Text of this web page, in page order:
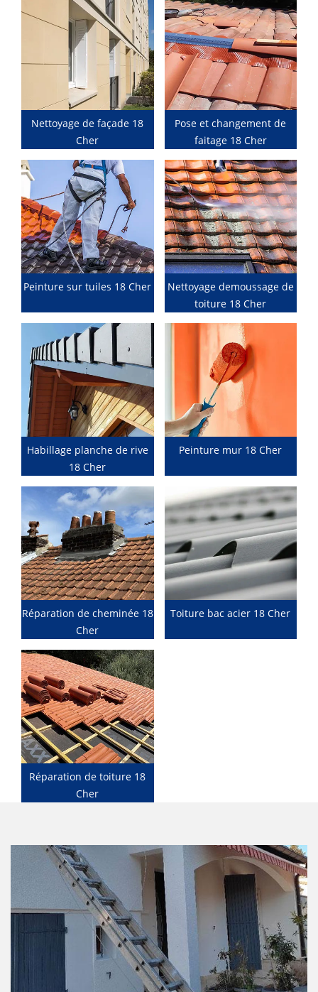
Nettoyage de façade 18
Cher
Pose et changement de
faitage 18 Cher
Peinture sur tuiles 18 Cher
Nettoyage demoussage de
toiture 18 Cher
Habillage planche de rive
18 Cher
Peinture mur 18 Cher
Réparation de cheminée 18
Cher
Toiture bac acier 18 Cher
Réparation de toiture 18
Cher